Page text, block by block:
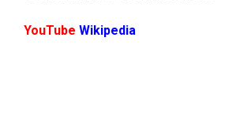
YouTube Wikipedia